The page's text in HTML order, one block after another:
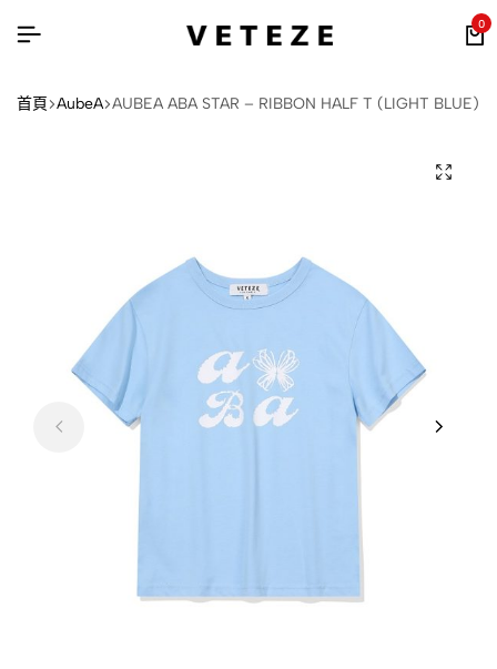
0
首頁 AubeA AUBEA ABA STAR – RIBBON HALF T (LIGHT BLUE)